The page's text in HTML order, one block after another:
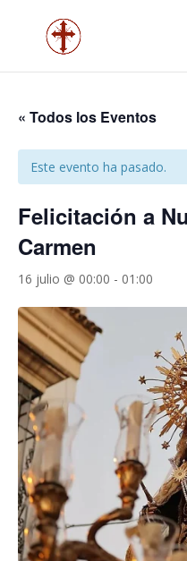
« Todos los Eventos
Este evento ha pasado.
Felicitación a
Carmen
16 julio @ 00:00 - 01:00